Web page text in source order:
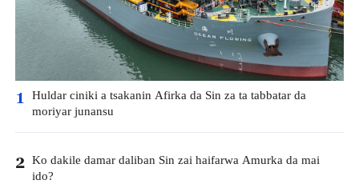
1 Huldar ciniki a tsakanin Afirka da Sin za ta tabbatar da
moriyar junansu
2 Ko dakile damar daliban Sin zai haifarwa Amurka da mai
ido?